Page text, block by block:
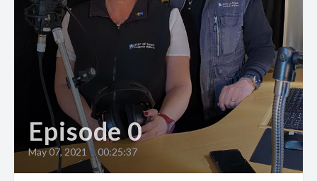
Episode 0
May 07, 2021 • 00:25:37